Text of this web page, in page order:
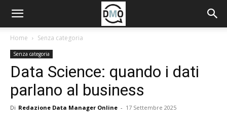
Home Senza categoria
Senza categoria
Data Science: quando i dati
parlano al business
Di Redazione Data Manager Online - 17 Settembre 2025